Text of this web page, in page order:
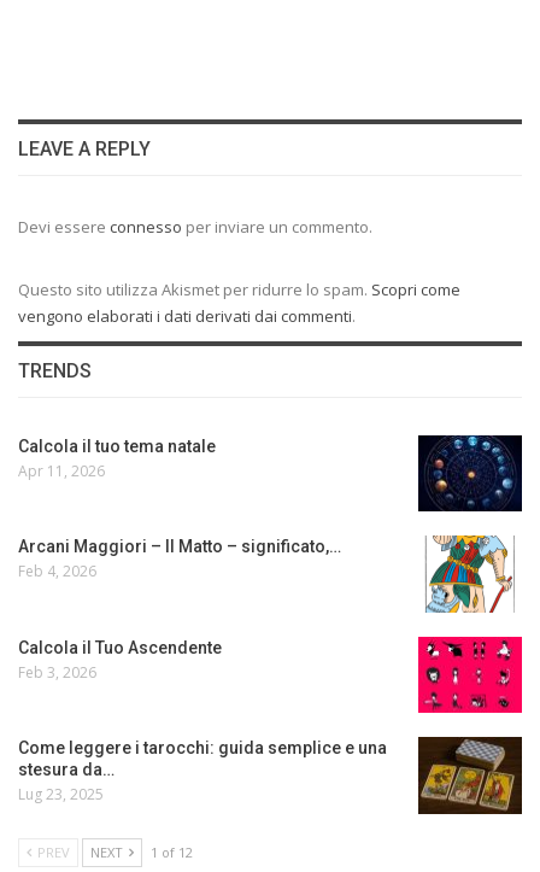
LEAVE A REPLY
Devi essere connesso per inviare un commento.
Questo sito utilizza Akismet per ridurre lo spam. Scopri come
vengono elaborati i dati derivati dai commenti.
TRENDS
Calcola il tuo tema natale
Apr 11, 2026
Arcani Maggiori – Il Matto – significato,…
Feb 4, 2026
Calcola il Tuo Ascendente
Feb 3, 2026
Come leggere i tarocchi: guida semplice e una
stesura da…
Lug 23, 2025
PREV NEXT 1 of 12